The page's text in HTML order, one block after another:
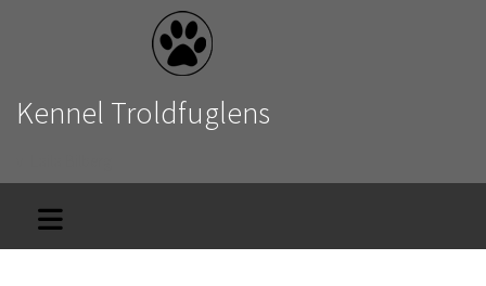
Kennel Troldfuglens